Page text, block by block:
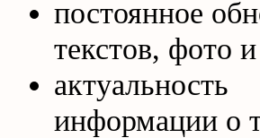
постоянное
текстов, фото
актуальность
информации о